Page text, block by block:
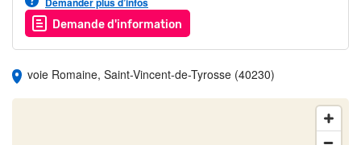
Demande d'information
voie Romaine, Saint-Vincent-de-Tyrosse (40230)